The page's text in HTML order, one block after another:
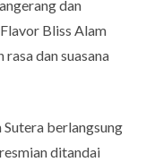
dan
Bliss Alam
dan suasana
berlangsung
ditandai